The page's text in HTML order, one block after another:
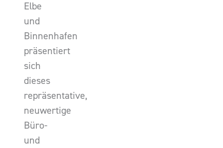
Elbe
und
Binnenhafen
präsentiert
sich
dieses
repräsentative,
neuwertige
Büro-
und